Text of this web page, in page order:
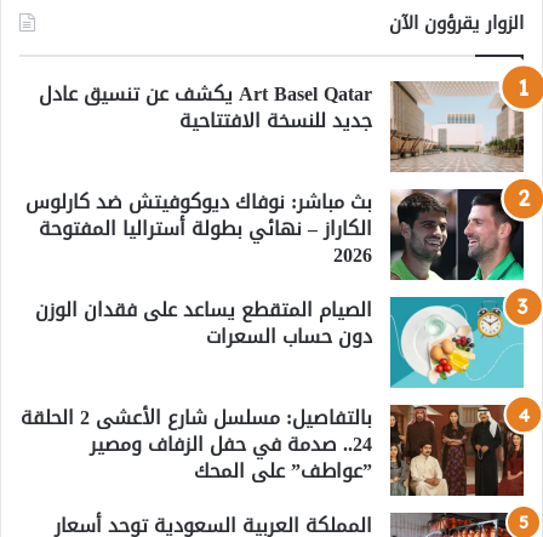
الزوار يقرؤون الآن
Art Basel Qatar يكشف عن تنسيق عادل
جديد للنسخة الافتتاحية
بث مباشر: نوفاك ديوكوفيتش ضد كارلوس
الكاراز – نهائي بطولة أستراليا المفتوحة
2026
الصيام المتقطع يساعد على فقدان الوزن
دون حساب السعرات
بالتفاصيل: مسلسل شارع الأعشى 2 الحلقة
24.. صدمة في حفل الزفاف ومصير
”عواطف” على المحك
المملكة العربية السعودية توحد أسعار